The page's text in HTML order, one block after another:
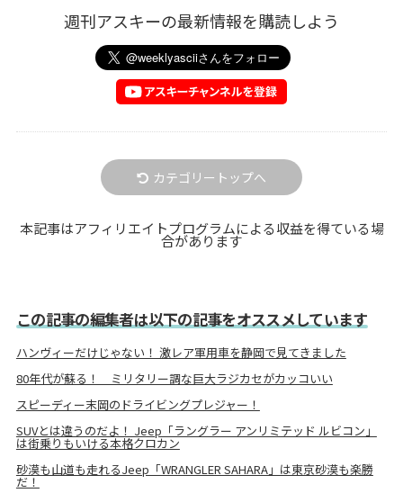
週刊アスキーの最新情報を購読しよう
カテゴリートップへ
本記事はアフィリエイトプログラムによる収益を得ている場
合があります
この記事の編集者は以下の記事をオススメしています
ハンヴィーだけじゃない！ 激レア軍用車を静岡で見てきました
80年代が蘇る！ ミリタリー調な巨大ラジカセがカッコいい
スピーディー末岡のドライビングプレジャー！
SUVとは違うのだよ！ Jeep「ラングラー アンリミテッド ルビコン」
は街乗りもいける本格クロカン
砂漠も山道も走れるJeep「WRANGLER SAHARA」は東京砂漠も楽勝
だ！